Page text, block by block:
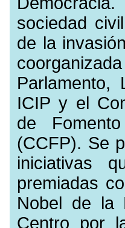
sociedad
de la
Parlamento,
ICIP y el
de
(CCFP). Se
iniciativas
premiadas
Nobel de la
Centro por